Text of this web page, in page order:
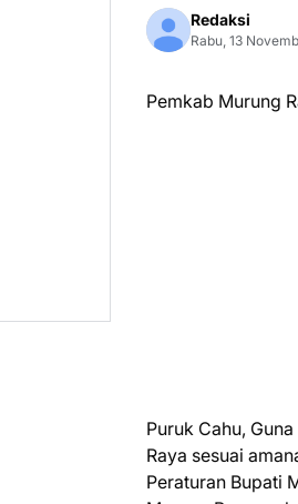
Redaksi
Rabu, 13
Pemkab Murung
Puruk Cahu,
Raya sesuai
Peraturan Bupati